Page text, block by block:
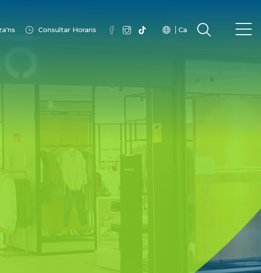
Consultar Horaris Ca